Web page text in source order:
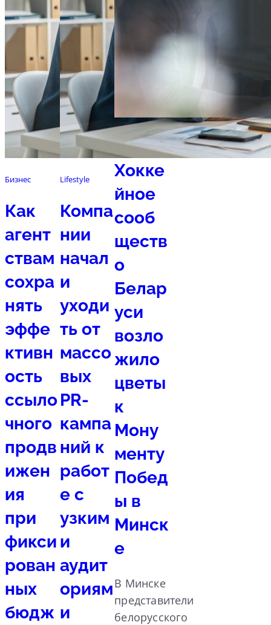
Бизнес
Как
агент
ствам
сохра
нять
эффе
ктивн
ость
ссыло
чного
продв
ижен
ия
при
фикси
рован
ных
бюдж
Lifestyle
Компа
нии
начал
и
уходи
ть от
массо
вых
PR-
кампа
ний к
работ
е с
узким
и
аудит
ориям
и
Спорт
Хокке
йное
сооб
ществ
о
Белар
уси
возло
жило
цветы
к
Мону
менту
Побед
ы в
Минск
е
В Минске
представители
белорусского